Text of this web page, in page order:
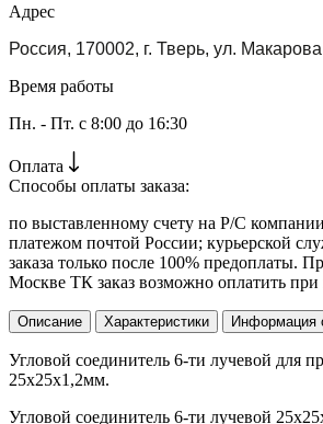
Адрес
Россия, 170002, г. Тверь, ул. Макарова
Время работы
Пн. - Пт. с 8:00 до 16:30
Оплата
Способы оплаты заказа:
по выставленному счету на Р/С
платежом почтой России; курьерской
заказа только после 100% предоплаты.
Москве ТК заказ возможно оплатить
Описание Характеристики Информация
Угловой соединитель 6-ти лучевой для
25х25х1,2мм.
Угловой соединитель 6-ти лучевой